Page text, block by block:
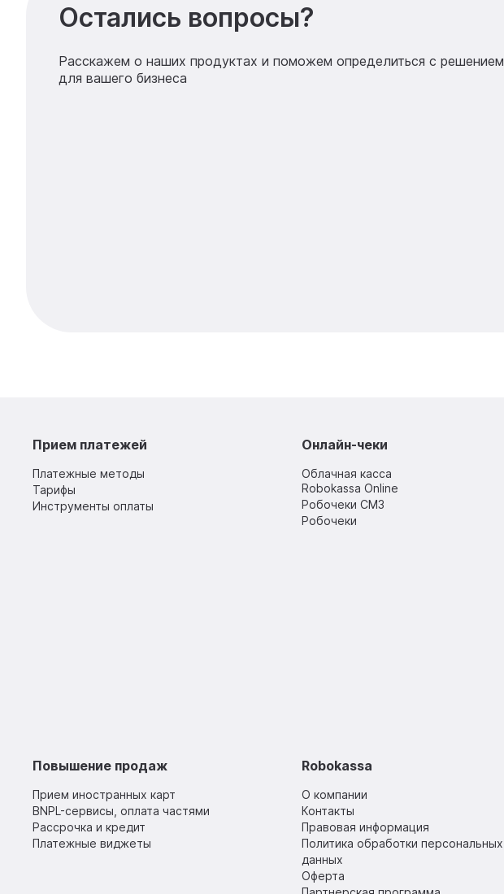
Остались вопросы?
Расскажем о наших продуктах и поможем определиться с решением
для вашего бизнеса
Прием платежей
Платежные методы
Тарифы
Инструменты оплаты
Онлайн-чеки
Облачная касса
Robokassa Online
Робочеки СМЗ
Робочеки
Повышение продаж
Прием иностранных карт
BNPL-сервисы, оплата частями
Рассрочка и кредит
Платежные виджеты
Robokassa
О компании
Контакты
Правовая информация
Политика обработки персональных
данных
Оферта